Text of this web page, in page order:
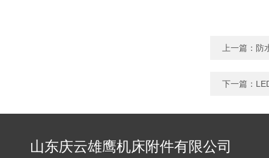
上一篇： 防
下一篇：
山东庆云雄鹰机床附件有限公司